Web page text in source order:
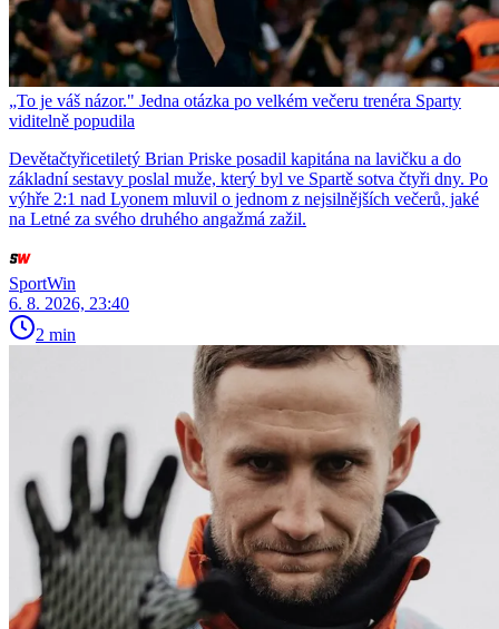
„To je váš názor." Jedna otázka po velkém večeru trenéra Sparty
viditelně popudila
Devětačtyřicetiletý Brian Priske posadil kapitána na lavičku a do
základní sestavy poslal muže, který byl ve Spartě sotva čtyři dny. Po
výhře 2:1 nad Lyonem mluvil o jednom z nejsilnějších večerů, jaké
na Letné za svého druhého angažmá zažil.
SportWin
6. 8. 2026, 23:40
2 min